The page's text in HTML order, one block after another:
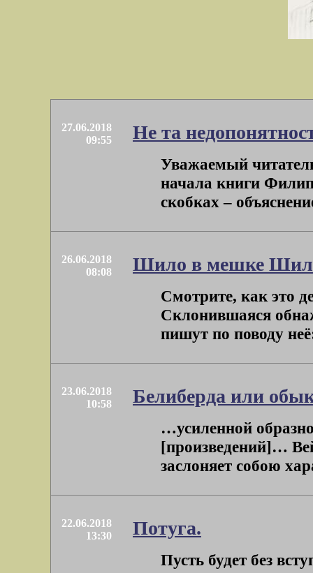
27.06.2018
09:55
Не та
Уважаемый
начала книги
скобках –
26.06.2018
08:08
Шило в мешке
Смотрите, как это
Склонившаяся
пишут по поводу
23.06.2018
10:58
Белиберда или
…усиленной
[произведений]…
заслоняет собою
22.06.2018
13:30
Потуга.
Пусть будет без